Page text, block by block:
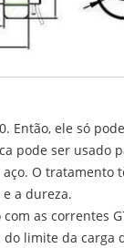
Então, ele só
pode ser usado
O tratamento
a dureza.
as correntes
do limite da carga